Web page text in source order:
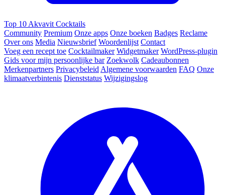
Top 10 Akvavit Cocktails
Community Premium Onze apps Onze boeken Badges Reclame
Over ons Media Nieuwsbrief Woordenlijst Contact
Voeg een recept toe Cocktailmaker Widgetmaker WordPress-plugin
Gids voor mijn persoonlijke bar Zoekwolk Cadeaubonnen
Merkenpartners Privacybeleid Algemene voorwaarden FAQ Onze
klimaatverbintenis Dienststatus Wijzigingslog